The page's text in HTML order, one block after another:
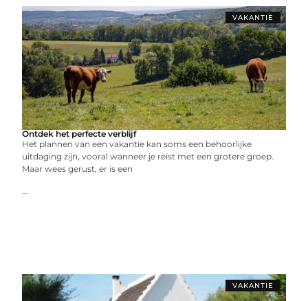
VAKANTIE
Ontdek het perfecte verblijf
Het plannen van een vakantie kan soms een behoorlijke
uitdaging zijn, vooral wanneer je reist met een grotere groep.
Maar wees gerust, er is een
...
VAKANTIE